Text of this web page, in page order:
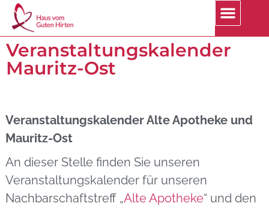
Veranstaltungskalender
Mauritz-Ost
Veranstaltungskalender Alte Apotheke und
Mauritz-Ost
An dieser Stelle finden Sie unseren
Veranstaltungskalender für unseren
Nachbarschaftstreff „Alte Apotheke“ und den